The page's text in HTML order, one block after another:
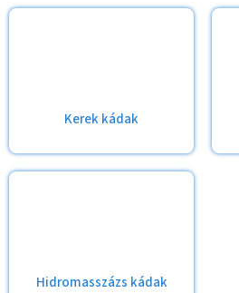
Kerek kádak
Hidromasszázs kádak